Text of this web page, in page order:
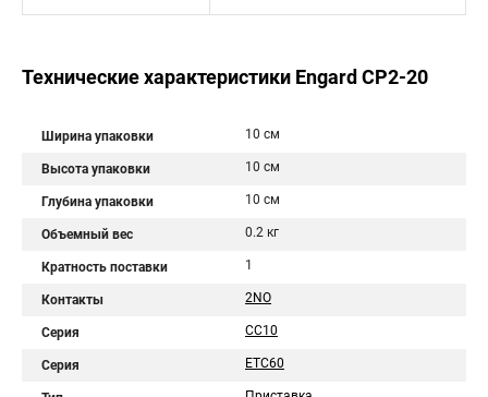
Технические характеристики Engard CP2-20
Ширина упаковки 10 см
Высота упаковки 10 см
Глубина упаковки 10 см
Объемный вес 0.2 кг
Кратность поставки 1
Контакты 2NО
Серия CC10
Серия ETC60